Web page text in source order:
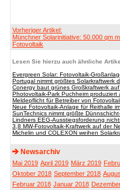
Vorheriger Artikel:
Münchner Solarinitiative: 50.000 qm
Fotovoltaik
Lesen Sie hierzu auch ähnliche
Evergreen Solar: Fotovoltaik-
Portugal nimmt größtes Solarkraftwerk
Conergy baut grünes Großkraftwerk
Photovoltaik-Park Puchheim produziert
Meldepflicht für Betreiber von
Neue Fotovoltaik-Anlage für Reithalle
SunTechnics nimmt größte
Lindners EEG-Ausstiegsforderung
3,8 MW-Fotovoltaik-Kraftwerk auf der
Michelin und COLEXON weihen
Newsarchiv
Mai 2019 April 2019 März 2019
Oktober 2018 September 2018
Februar 2018 Januar 2018